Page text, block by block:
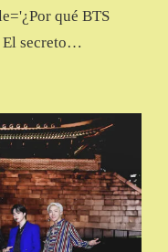
qué BTS
El secreto…